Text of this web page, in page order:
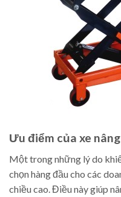
Ưu điểm của xe
Một trong những lý do
chọn hàng đầu cho các
chiều cao. Điều này giúp